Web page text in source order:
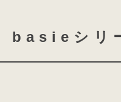
basieシリ